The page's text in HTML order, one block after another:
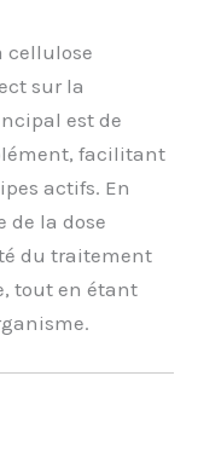
cellulose
sur la
est de
facilitant
actifs. En
de la dose
du traitement
tout en étant